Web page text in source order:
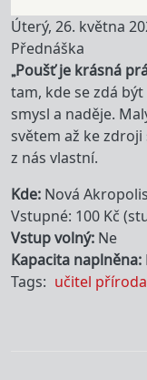
Úterý, 26. května
Přednáška
„Poušť je krásná
tam, kde se zdá
smysl a naděje.
světem až ke
z nás vlastní.
Kde Nová
Vstupné: 100 Kč
Vstup volný Ne
Kapacita naplněna
Tags
učitel příroda